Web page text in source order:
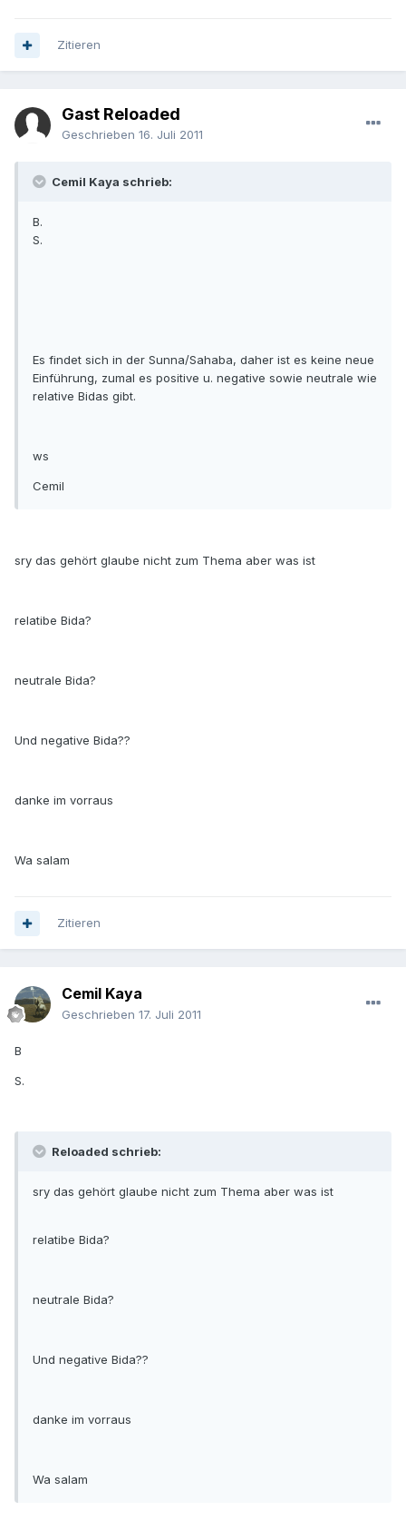
Zitieren
Gast Reloaded
Geschrieben 16. Juli 2011
Cemil Kaya schrieb:
B.
S.
Es findet sich in der Sunna/Sahaba, daher ist es keine neue
Einführung, zumal es positive u. negative sowie neutrale wie
relative Bidas gibt.
ws
Cemil
sry das gehört glaube nicht zum Thema aber was ist
relatibe Bida?
neutrale Bida?
Und negative Bida??
danke im vorraus
Wa salam
Zitieren
Cemil Kaya
Geschrieben 17. Juli 2011
B
S.
Reloaded schrieb:
sry das gehört glaube nicht zum Thema aber was ist
relatibe Bida?
neutrale Bida?
Und negative Bida??
danke im vorraus
Wa salam